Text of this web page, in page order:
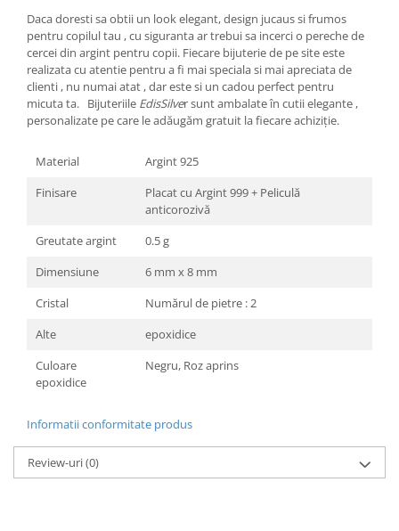
Daca doresti sa obtii un look elegant, design jucaus si frumos
pentru copilul tau , cu siguranta ar trebui sa incerci o pereche de
cercei din argint pentru copii. Fiecare bijuterie de pe site este
realizata cu atentie pentru a fi mai speciala si mai apreciata de
clienti , nu numai atat , dar este si un cadou perfect pentru
micuta ta. Bijuteriile EdisSilver sunt ambalate în cutii elegante ,
personalizate pe care le adăugăm gratuit la fiecare achiziție.
Material
Argint 925
Finisare
Placat cu Argint 999 + Peliculă
anticorozivă
Greutate argint
0.5 g
Dimensiune
6 mm x 8 mm
Cristal
Numărul de pietre : 2
Alte
epoxidice
Culoare
epoxidice
Negru, Roz aprins
Informatii conformitate produs
Review-uri(0)